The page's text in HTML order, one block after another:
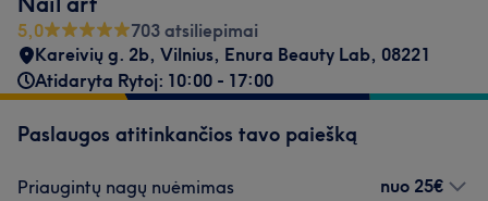
5,0
703 atsiliepimai
Kareivių g. 2b, Vilnius, Enura Beauty Lab, 08221
Atidaryta Rytoj: 10:00 - 17:00
Paslaugos atitinkančios tavo paiešką
Priaugintų nagų nuėmimas
nuo 25€